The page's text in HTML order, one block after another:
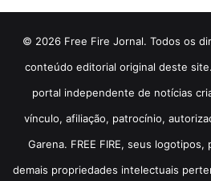
© 2026 Free Fire Jornal. Todos os
conteúdo editorial original deste
portal independente de notícias
vínculo, afiliação, patrocínio,
Garena. FREE FIRE, seus
demais propriedades intelectuais